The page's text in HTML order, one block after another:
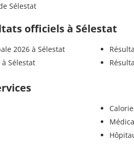
Sélestat
officiels à Sélestat
2026 à Sélestat
Sélestat